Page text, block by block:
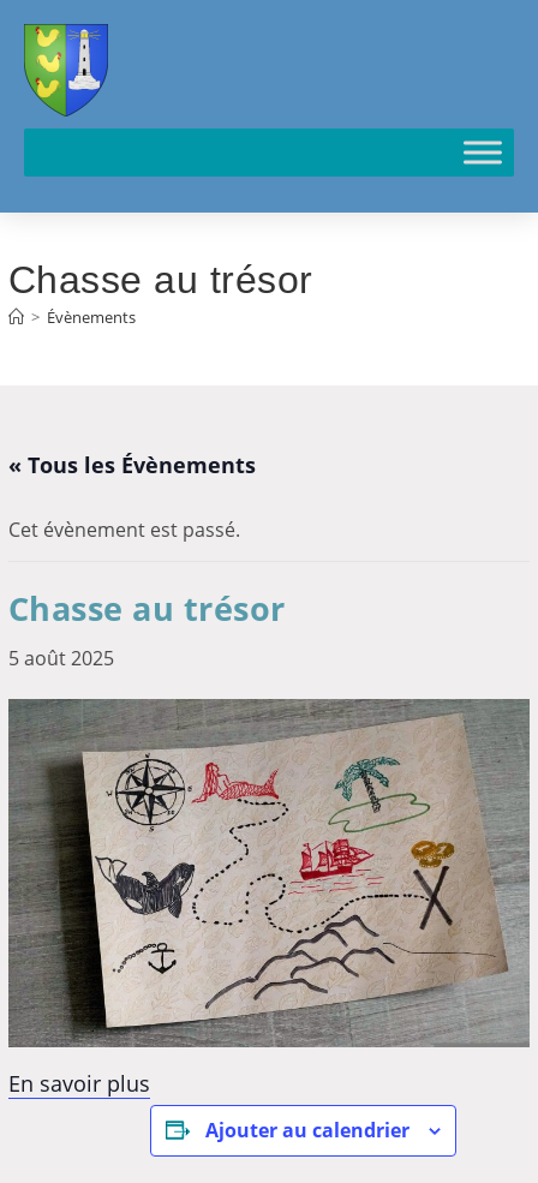
Chasse au trésor
> Évènements
« Tous les Évènements
Cet évènement est passé.
Chasse au trésor
5 août 2025
En savoir plus
Ajouter au calendrier